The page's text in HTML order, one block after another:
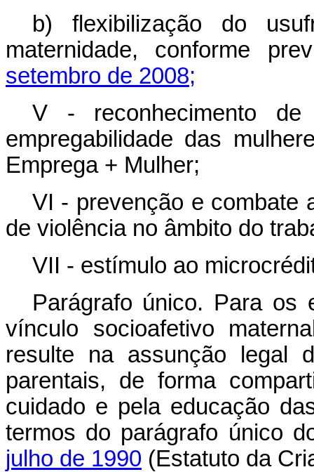
b) flexibilização do
maternidade, conforme
setembro de 2008;
V - reconhecimento
empregabilidade das
Emprega + Mulher;
VI - prevenção e combate
de violência no âmbito do
VII - estímulo ao
Parágrafo único. Para os
vínculo socioafetivo
resulte na assunção legal
parentais, de forma
cuidado e pela educação
termos do parágrafo único
julho de 1990 (Estatuto da